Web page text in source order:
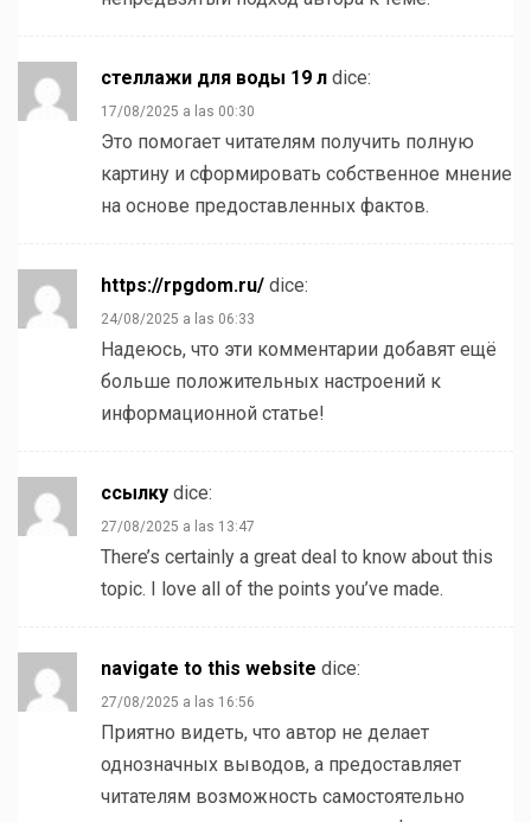
стеллажи для воды 19 л dice:
17/08/2025 a las 00:30
Это помогает читателям получить полную
картину и сформировать собственное мнение
на основе предоставленных фактов.
https://rpgdom.ru/ dice:
24/08/2025 a las 06:33
Надеюсь, что эти комментарии добавят ещё
больше положительных настроений к
информационной статье!
ссылку dice:
27/08/2025 a las 13:47
There’s certainly a great deal to know about this
topic. I love all of the points you’ve made.
navigate to this website dice:
27/08/2025 a las 16:56
Приятно видеть, что автор не делает
однозначных выводов, а предоставляет
читателям возможность самостоятельно